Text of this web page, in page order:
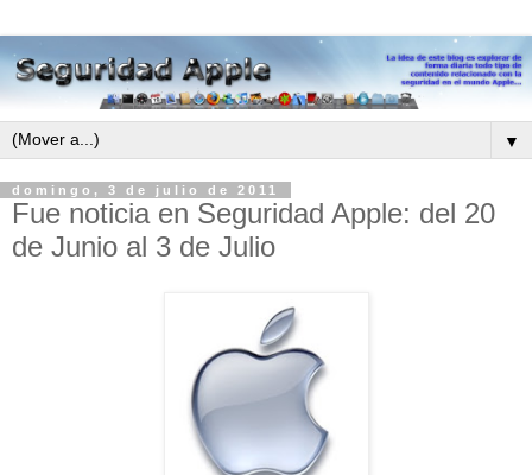
▼
domingo, 3 de julio de 2011
Fue noticia en Seguridad Apple: del 20
de Junio al 3 de Julio